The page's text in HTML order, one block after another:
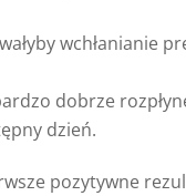
wchłanianie
dobrze
dzień.
pozytywne